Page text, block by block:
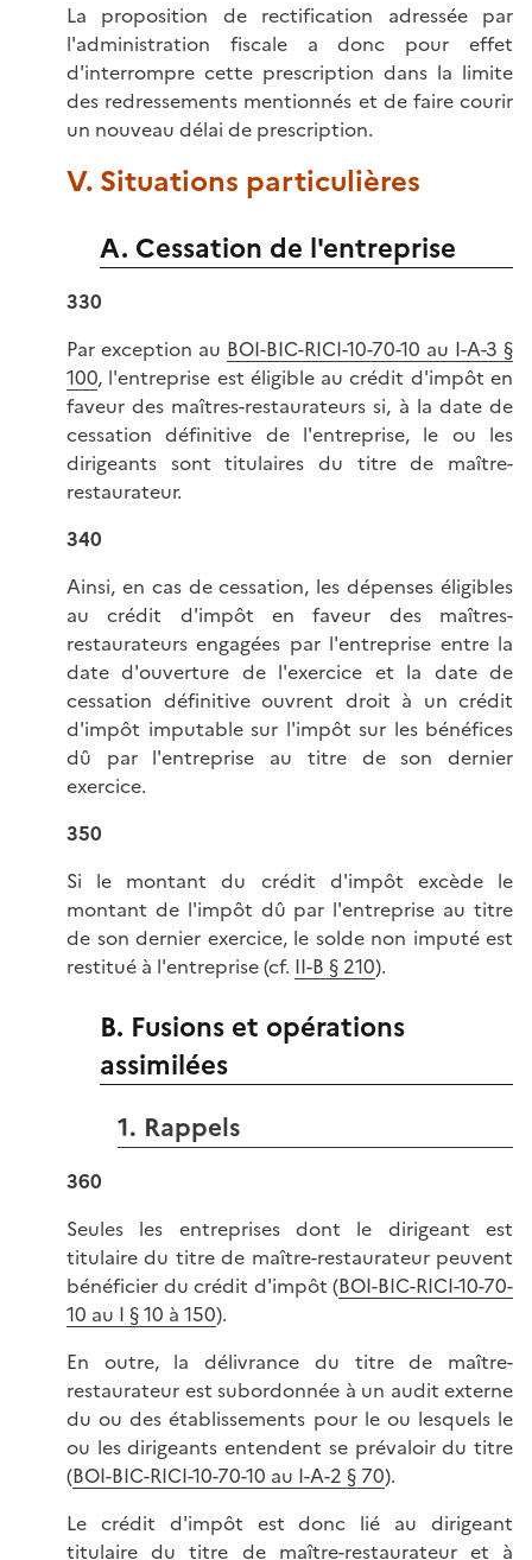
La proposition de rectification adressée par
l'administration fiscale a donc pour effet
d'interrompre cette prescription dans la limite
des redressements mentionnés et de faire courir
un nouveau délai de prescription.
V. Situations particulières
A. Cessation de l'entreprise
330
Par exception au BOI-BIC-RICI-10-70-10 au I-A-3 §
100, l'entreprise est éligible au crédit d'impôt en
faveur des maîtres-restaurateurs si, à la date de
cessation définitive de l'entreprise, le ou les
dirigeants sont titulaires du titre de maître-
restaurateur.
340
Ainsi, en cas de cessation, les dépenses éligibles
au crédit d'impôt en faveur des maîtres-
restaurateurs engagées par l'entreprise entre la
date d'ouverture de l'exercice et la date de
cessation définitive ouvrent droit à un crédit
d'impôt imputable sur l'impôt sur les bénéfices
dû par l'entreprise au titre de son dernier
exercice.
350
Si le montant du crédit d'impôt excède le
montant de l'impôt dû par l'entreprise au titre
de son dernier exercice, le solde non imputé est
restitué à l'entreprise (cf. II-B § 210).
B. Fusions et opérations
assimilées
1. Rappels
360
Seules les entreprises dont le dirigeant est
titulaire du titre de maître-restaurateur peuvent
bénéficier du crédit d'impôt (BOI-BIC-RICI-10-70-
10 au I § 10 à 150).
En outre, la délivrance du titre de maître-
restaurateur est subordonnée à un audit externe
du ou des établissements pour le ou lesquels le
ou les dirigeants entendent se prévaloir du titre
(BOI-BIC-RICI-10-70-10 au I-A-2 § 70).
Le crédit d'impôt est donc lié au dirigeant
titulaire du titre de maître-restaurateur et à